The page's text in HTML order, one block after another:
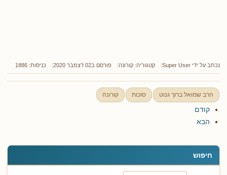
חיפוש
נכתב על ידי Super User קטגוריה: קורונה פורסם ב02 דצמבר 2020 כניסות: 1886
הרב שמואל ברוך גנוט סוכות קורונה
קודם
הבא